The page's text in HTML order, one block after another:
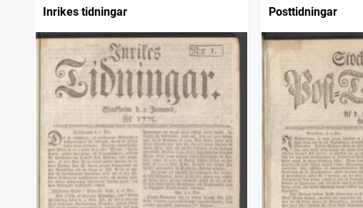
Inrikes tidningar
Posttidningar